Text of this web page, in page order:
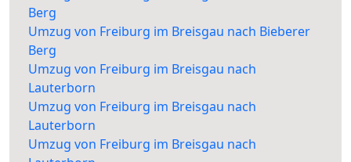
Berg
Umzug von Freiburg im Breisgau nach Bieberer
Berg
Umzug von Freiburg im Breisgau nach
Lauterborn
Umzug von Freiburg im Breisgau nach
Lauterborn
Umzug von Freiburg im Breisgau nach